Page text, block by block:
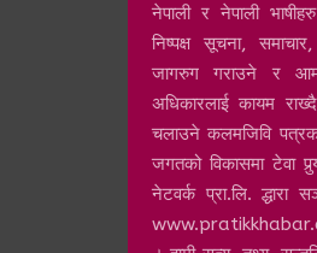
नेपाली र नेपाली
निष्पक्ष सूचना,
जागरुग गराउने र
अधिकारलाई कायम
चलाउने कलमजिवि
जगतको विकासमा टेवा
नेटवर्क प्रा.लि.